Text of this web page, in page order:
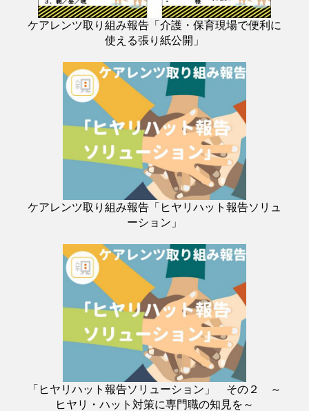
ケアレンツ取り組み報告「介護・保育現場で便利に
使える張り紙公開」
ケアレンツ取り組み報告「ヒヤリハット報告ソリュ
ーション」
「ヒヤリハット報告ソリューション」 その２ ～
ヒヤリ・ハット対策に専門職の知見を～